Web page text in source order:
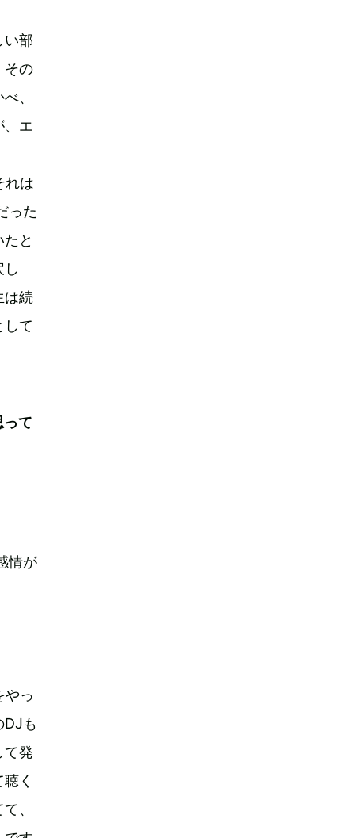
い部
その
、
、エ
れは
った
と
は続
して
て
情が
やっ
DJも
て発
く
、